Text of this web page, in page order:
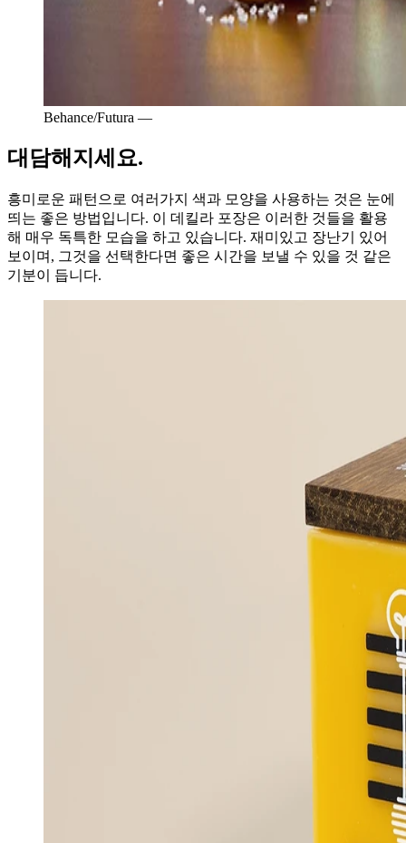
Behance/Futura —
대담해지세요.
흥미로운 패턴으로 여러가지 색과 모양을 사용하는 것은 눈에
띄는 좋은 방법입니다. 이 데킬라 포장은 이러한 것들을 활용
해 매우 독특한 모습을 하고 있습니다. 재미있고 장난기 있어
보이며, 그것을 선택한다면 좋은 시간을 보낼 수 있을 것 같은
기분이 듭니다.